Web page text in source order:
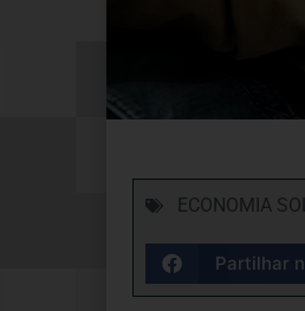
ECONOMIA
Partilhar